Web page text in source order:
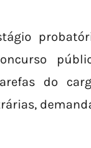
do